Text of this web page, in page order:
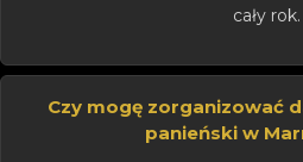
cały rok.
Czy mogę zorganizować
panieński w